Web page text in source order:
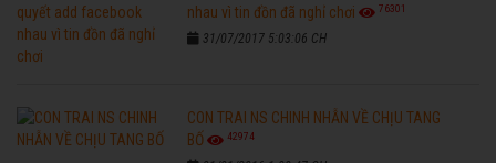
nhau vì tin đồn đã nghỉ chơi
76301
31/07/2017 5:03:06 CH
CON TRAI NS CHINH NHẪN VỀ CHỊU TANG
BỐ
42974